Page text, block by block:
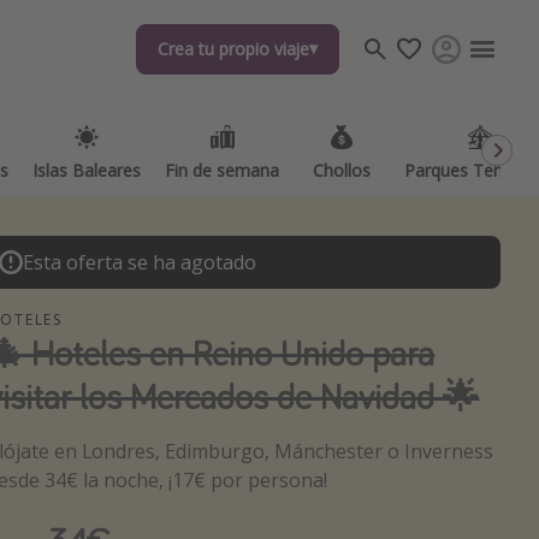
Crea tu propio viaje
Islas Baleares Fin de semana Chollos Parques
Crea tu propio viaje
Islas Baleares Fin de semana Chollos Parques
destinos
Esta oferta se ha agotado
Hoteles en Reino Unido para
los Mercados de Navidad 🌟
en Londres, Edimburgo, Mánchester o Inverness
34€ la noche, ¡17€ por persona!